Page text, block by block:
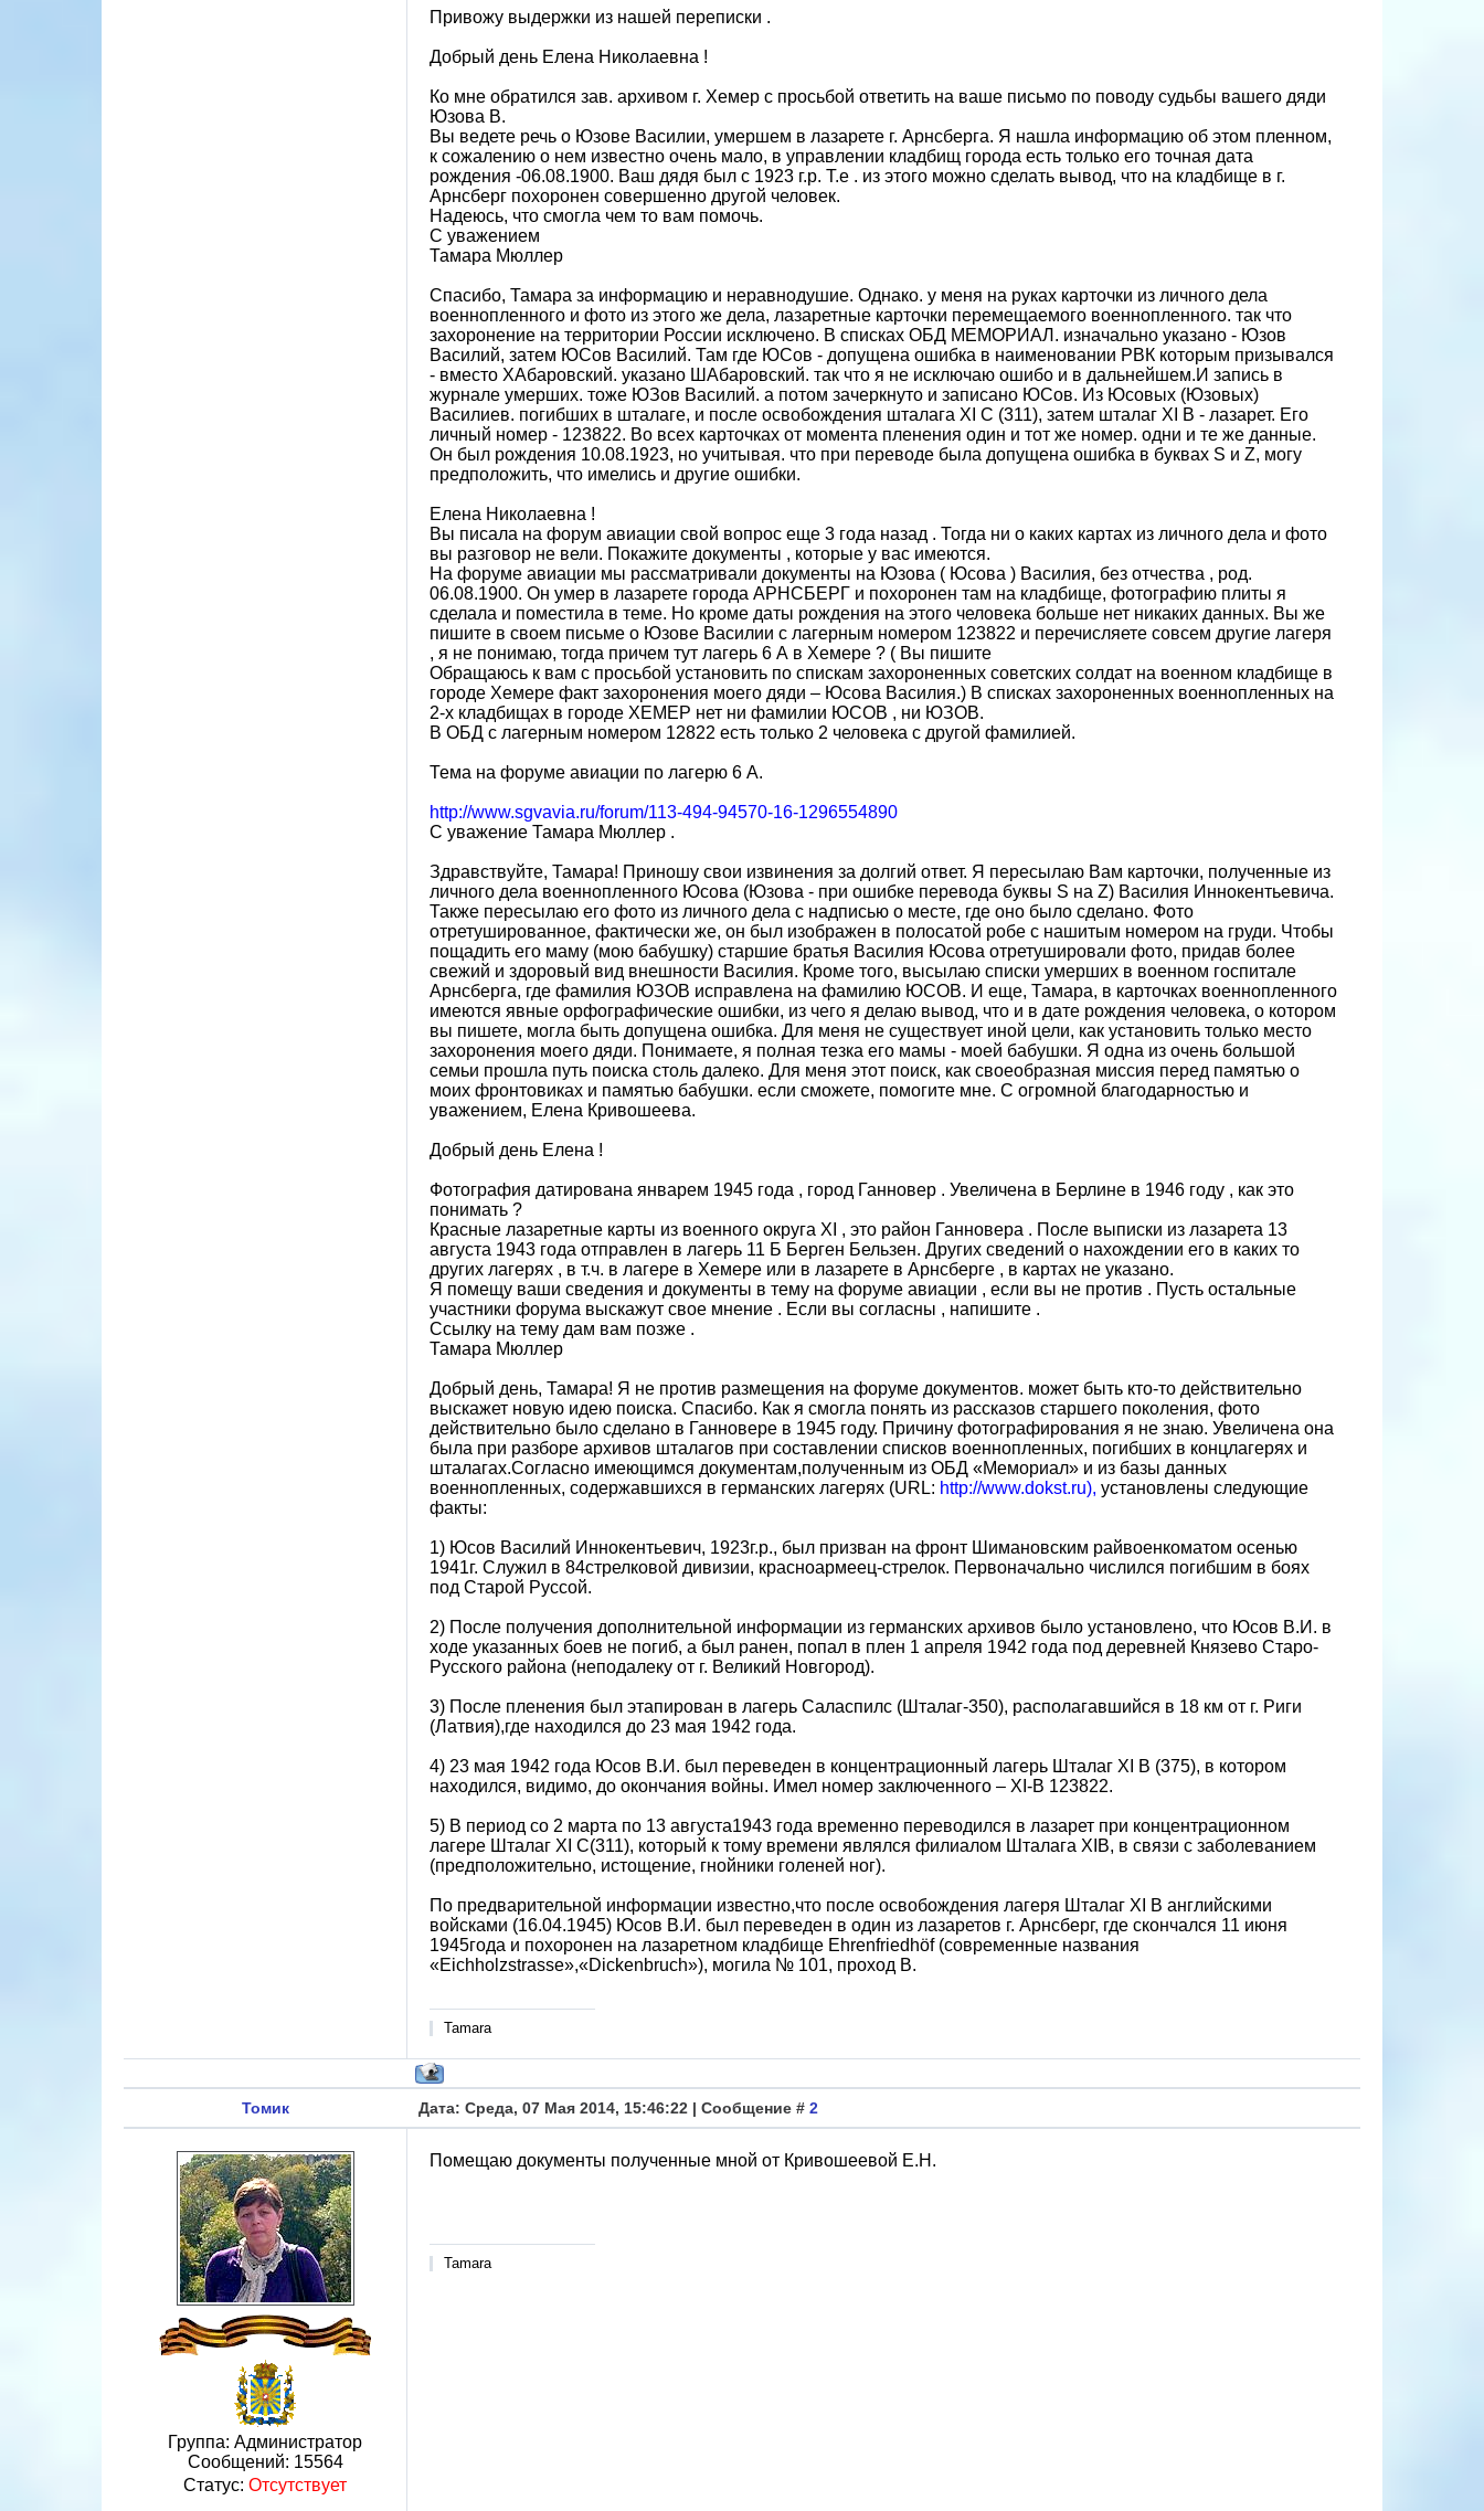
Привожу выдержки из нашей переписки .
Добрый день Елена Николаевна !
Ко мне обратился зав. архивом г. Хемер с просьбой ответить на ваше письмо по поводу судьбы вашего дяди
Юзова В.
Вы ведете речь о Юзове Василии, умершем в лазарете г. Арнсберга. Я нашла информацию об этом пленном,
к сожалению о нем известно очень мало, в управлении кладбищ города есть только его точная дата
рождения -06.08.1900. Ваш дядя был с 1923 г.р. Т.е . из этого можно сделать вывод, что на кладбище в г.
Арнсберг похоронен совершенно другой человек.
Надеюсь, что смогла чем то вам помочь.
С уважением
Тамара Мюллер
Спасибо, Тамара за информацию и неравнодушие. Однако. у меня на руках карточки из личного дела
военнопленного и фото из этого же дела, лазаретные карточки перемещаемого военнопленного. так что
захоронение на территории России исключено. В списках ОБД МЕМОРИАЛ. изначально указано - Юзов
Василий, затем ЮСов Василий. Там где ЮСов - допущена ошибка в наименовании РВК которым призывался
- вместо ХАбаровский. указано ШАбаровский. так что я не исключаю ошибо и в дальнейшем.И запись в
журнале умерших. тоже ЮЗов Василий. а потом зачеркнуто и записано ЮСов. Из Юсовых (Юзовых)
Василиев. погибших в шталаге, и после освобождения шталага XI C (311), затем шталаг XI В - лазарет. Его
личный номер - 123822. Во всех карточках от момента пленения один и тот же номер. одни и те же данные.
Он был рождения 10.08.1923, но учитывая. что при переводе была допущена ошибка в буквах S и Z, могу
предположить, что имелись и другие ошибки.
Елена Николаевна !
Вы писала на форум авиации свой вопрос еще 3 года назад . Тогда ни о каких картах из личного дела и фото
вы разговор не вели. Покажите документы , которые у вас имеются.
На форуме авиации мы рассматривали документы на Юзова ( Юсова ) Василия, без отчества , род.
06.08.1900. Он умер в лазарете города АРНСБЕРГ и похоронен там на кладбище, фотографию плиты я
сделала и поместила в теме. Но кроме даты рождения на этого человека больше нет никаких данных. Вы же
пишите в своем письме о Юзове Василии с лагерным номером 123822 и перечисляете совсем другие лагеря
, я не понимаю, тогда причем тут лагерь 6 А в Хемере ? ( Вы пишите
Обращаюсь к вам с просьбой установить по спискам захороненных советских солдат на военном кладбище в
городе Хемере факт захоронения моего дяди – Юсова Василия.) В списках захороненных военнопленных на
2-х кладбищах в городе ХЕМЕР нет ни фамилии ЮСОВ , ни ЮЗОВ.
В ОБД с лагерным номером 12822 есть только 2 человека с другой фамилией.
Тема на форуме авиации по лагерю 6 А.
http://www.sgvavia.ru/forum/113-494-94570-16-1296554890
С уважение Тамара Мюллер .
Здравствуйте, Тамара! Приношу свои извинения за долгий ответ. Я пересылаю Вам карточки, полученные из
личного дела военнопленного Юсова (Юзова - при ошибке перевода буквы S на Z) Василия Иннокентьевича.
Также пересылаю его фото из личного дела с надписью о месте, где оно было сделано. Фото
отретушированное, фактически же, он был изображен в полосатой робе с нашитым номером на груди. Чтобы
пощадить его маму (мою бабушку) старшие братья Василия Юсова отретушировали фото, придав более
свежий и здоровый вид внешности Василия. Кроме того, высылаю списки умерших в военном госпитале
Арнсберга, где фамилия ЮЗОВ исправлена на фамилию ЮСОВ. И еще, Тамара, в карточках военнопленного
имеются явные орфографические ошибки, из чего я делаю вывод, что и в дате рождения человека, о котором
вы пишете, могла быть допущена ошибка. Для меня не существует иной цели, как установить только место
захоронения моего дяди. Понимаете, я полная тезка его мамы - моей бабушки. Я одна из очень большой
семьи прошла путь поиска столь далеко. Для меня этот поиск, как своеобразная миссия перед памятью о
моих фронтовиках и памятью бабушки. если сможете, помогите мне. С огромной благодарностью и
уважением, Елена Кривошеева.
Добрый день Елена !
Фотография датирована январем 1945 года , город Ганновер . Увеличена в Берлине в 1946 году , как это
понимать ?
Красные лазаретные карты из военного округа XI , это район Ганновера . После выписки из лазарета 13
августа 1943 года отправлен в лагерь 11 Б Берген Бельзен. Других сведений о нахождении его в каких то
других лагерях , в т.ч. в лагере в Хемере или в лазарете в Арнсберге , в картах не указано.
Я помещу ваши сведения и документы в тему на форуме авиации , если вы не против . Пусть остальные
участники форума выскажут свое мнение . Если вы согласны , напишите .
Ссылку на тему дам вам позже .
Тамара Мюллер
Добрый день, Тамара! Я не против размещения на форуме документов. может быть кто-то действительно
выскажет новую идею поиска. Спасибо. Как я смогла понять из рассказов старшего поколения, фото
действительно было сделано в Ганновере в 1945 году. Причину фотографирования я не знаю. Увеличена она
была при разборе архивов шталагов при составлении списков военнопленных, погибших в концлагерях и
шталагах.Согласно имеющимся документам,полученным из ОБД «Мемориал» и из базы данных
военнопленных, содержавшихся в германских лагерях (URL: http://www.dokst.ru), установлены следующие
факты:
1) Юсов Василий Иннокентьевич, 1923г.р., был призван на фронт Шимановским райвоенкоматом осенью
1941г. Служил в 84стрелковой дивизии, красноармеец-стрелок. Первоначально числился погибшим в боях
под Старой Руссой.
2) После получения дополнительной информации из германских архивов было установлено, что Юсов В.И. в
ходе указанных боев не погиб, а был ранен, попал в плен 1 апреля 1942 года под деревней Князево Старо-
Русского района (неподалеку от г. Великий Новгород).
3) После пленения был этапирован в лагерь Саласпилс (Шталаг-350), располагавшийся в 18 км от г. Риги
(Латвия),где находился до 23 мая 1942 года.
4) 23 мая 1942 года Юсов В.И. был переведен в концентрационный лагерь Шталаг XI B (375), в котором
находился, видимо, до окончания войны. Имел номер заключенного – XI-В 123822.
5) В период со 2 марта по 13 августа1943 года временно переводился в лазарет при концентрационном
лагере Шталаг XI C(311), который к тому времени являлся филиалом Шталага XIB, в связи с заболеванием
(предположительно, истощение, гнойники голеней ног).
По предварительной информации известно,что после освобождения лагеря Шталаг XI B английскими
войсками (16.04.1945) Юсов В.И. был переведен в один из лазаретов г. Арнсберг, где скончался 11 июня
1945года и похоронен на лазаретном кладбище Ehrenfriedhöf (современные названия
«Eichholzstrasse»,«Dickenbruch»), могила № 101, проход В.
Tamara
Томик Дата: Среда, 07 Мая 2014, 15:46:22 | Сообщение # 2
Группа: Администратор
Сообщений: 15564
Статус: Отсутствует
Помещаю документы полученные мной от Кривошеевой Е.Н.
Tamara